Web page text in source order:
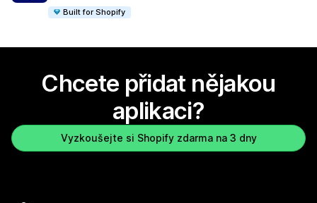
Built for Shopify
Chcete přidat nějakou
aplikaci?
Vyzkoušejte si Shopify zdarma na 3 dny